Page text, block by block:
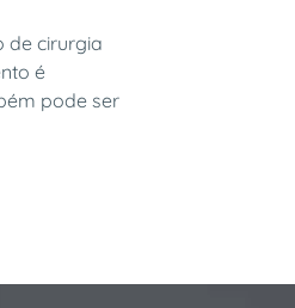
de cirurgia
é
pode ser